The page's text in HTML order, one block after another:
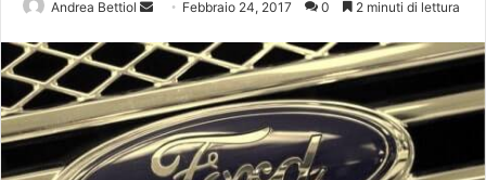
Andrea Bettiol
Invia Febbraio 24, 2017 0 2 minuti di lettura